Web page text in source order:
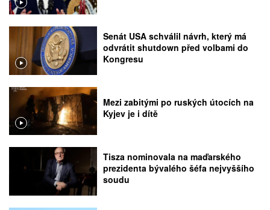
Senát USA schválil návrh, který má
odvrátit shutdown před volbami do
Kongresu
Mezi zabitými po ruských útocích na
Kyjev je i dítě
Tisza nominovala na maďarského
prezidenta bývalého šéfa nejvyššího
soudu